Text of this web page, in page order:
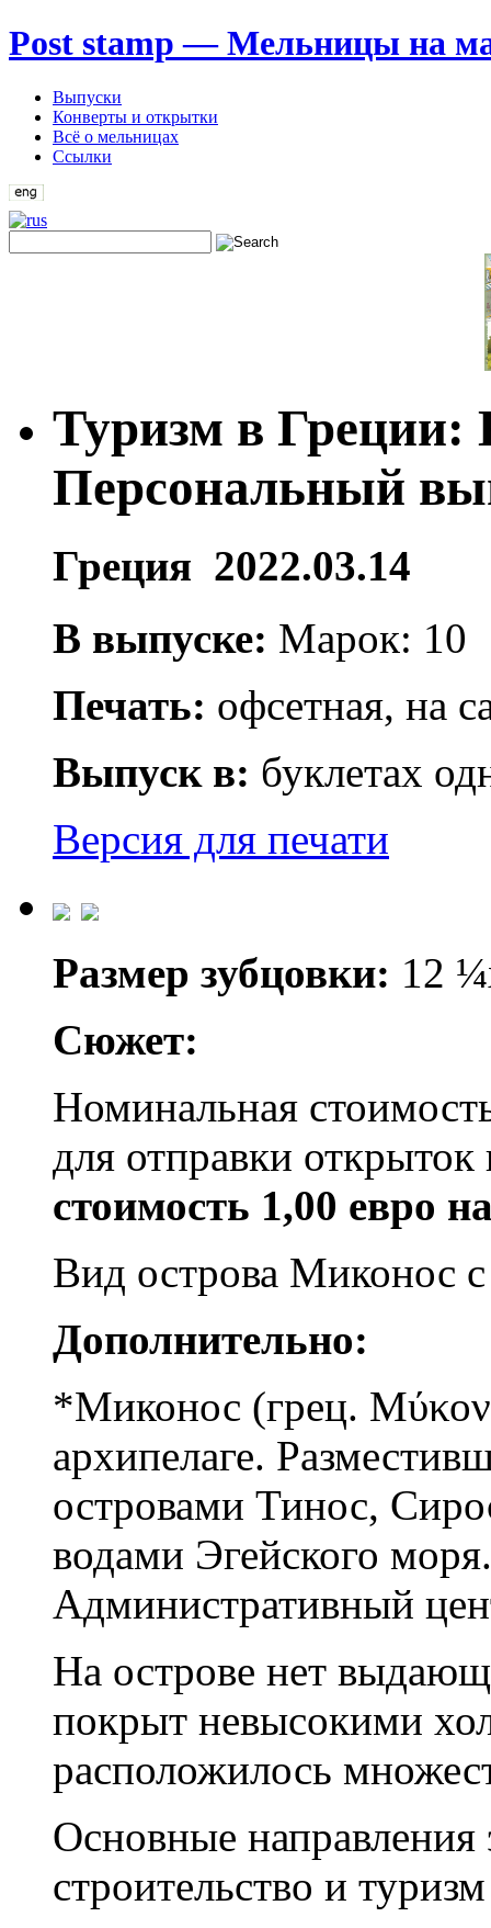
Post stamp — Мельницы на
Выпуски
Конверты и открытки
Всё о мельницах
Ссылки
Туризм в
Персональный
Греция 2022.03.14
В выпуске: Марок:
Печать: офсетная, на
Выпуск в: буклетах
Версия для печати
Размер зубцовки: 12
Сюжет:
Номинальная
для отправки
стоимость 1,00 евро
Вид острова Миконос
Дополнительно:
*Миконос (грец.
архипелаге.
островами Тинос,
водами Эгейского
Административный
На острове нет
покрыт невысокими
расположилось
Основные
строительство и